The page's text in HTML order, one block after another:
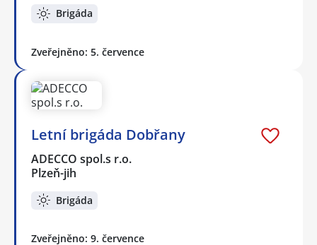
Brigáda
Zveřejněno: 5. července
Letní brigáda Dobřany
ADECCO spol.s r.o.
Plzeň-jih
Brigáda
Zveřejněno: 9. července